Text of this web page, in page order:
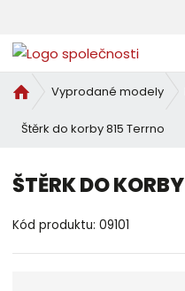
o
t
Vyprodané modely
Štěrk do korby 815 Terrno
ŠTĚRK DO
Kód produktu:09101